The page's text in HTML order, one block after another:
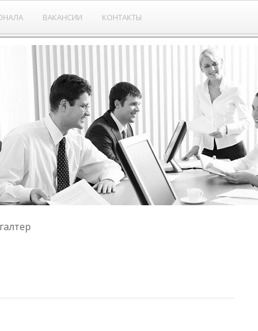
ВАКАНСИИ КОНТАКТЫ